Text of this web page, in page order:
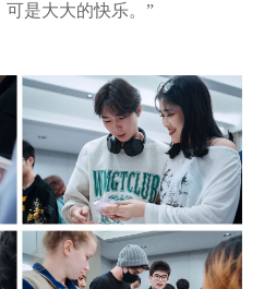
是大大的快乐。”